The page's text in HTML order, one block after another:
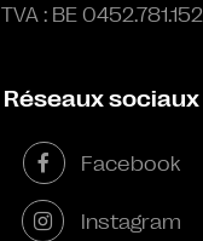
TVA : BE 0452.781.152
Réseaux sociaux
Facebook
Instagram